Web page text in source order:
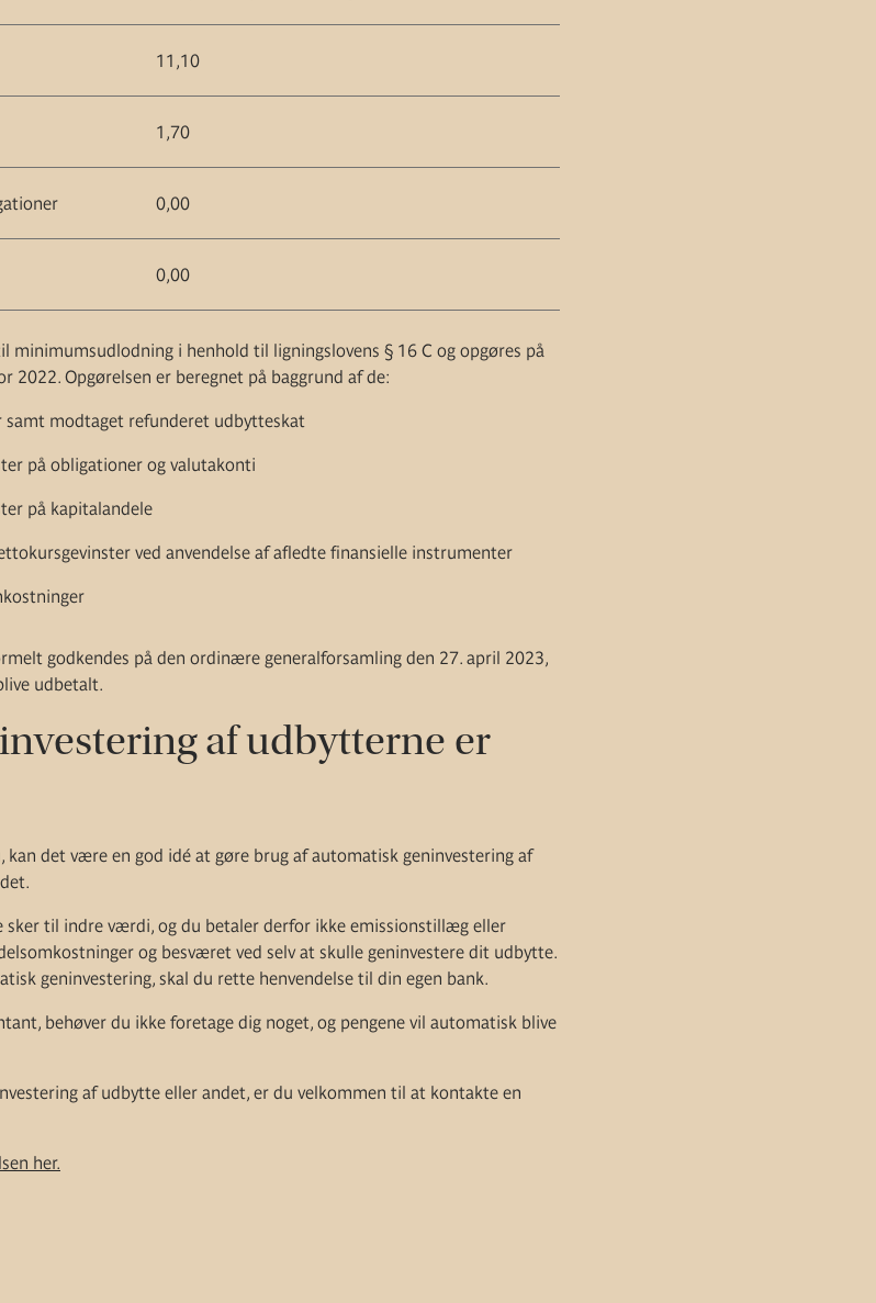
11,10
1,70
0,00
0,00
i henhold til ligningslovens § 16 C og opgøres på
2022. Opgørelsen er beregnet på baggrund af de:
modtaget refunderet udbytteskat
på obligationer og valutakonti
på kapitalandele
ved anvendelse af afledte finansielle instrumenter
godkendes på den ordinære generalforsamling den 27. april 2023,
udbetalt.
af udbytterne er
kan det være en god idé at gøre brug af automatisk geninvestering af
sker til indre værdi, og du betaler derfor ikke emissionstillæg eller
og besværet ved selv at skulle geninvestere dit udbytte.
geninvestering, skal du rette henvendelse til din egen bank.
behøver du ikke foretage dig noget, og pengene vil automatisk blive
af udbytte eller andet, er du velkommen til at kontakte en
her.